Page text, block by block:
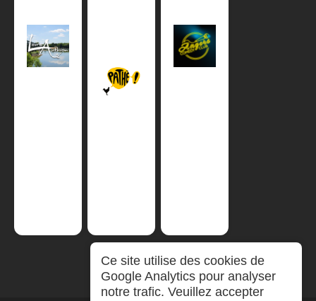
Ce site utilise des cookies de
Google Analytics pour analyser
notre trafic. Veuillez accepter